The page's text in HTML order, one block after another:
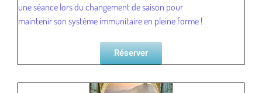
une séance lors du changement de saison pour
maintenir son système immunitaire en pleine forme !
Réserver